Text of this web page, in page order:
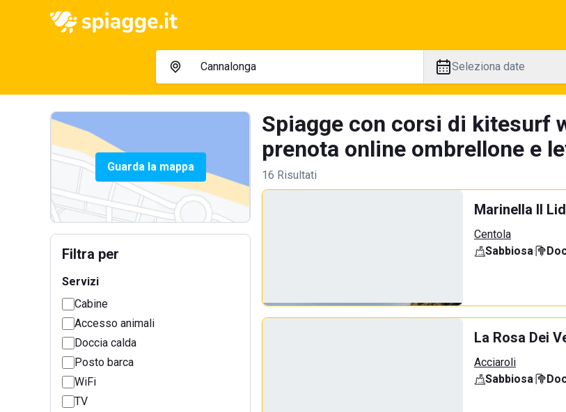
Seleziona date
Guarda la mappa
Filtra per
Servizi
Cabine
Accesso animali
Doccia calda
Posto barca
WiFi
TV
Spiagge con corsi di kitesurf
prenota online ombrellone e
16 Risultati
Marinella Il
Centola
Sabbiosa·
La Rosa Dei
Acciaroli
Sabbiosa·